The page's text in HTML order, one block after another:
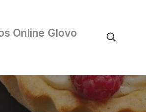
Online Glovo